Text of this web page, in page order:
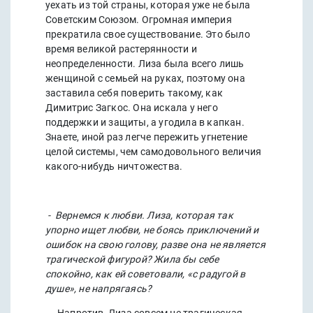
уехать из той страны, которая уже не была
Советским Союзом. Огромная империя
прекратила свое существование. Это было
время великой растерянности и
неопределенности. Лиза была всего лишь
женщиной с семьей на руках, поэтому она
заставила себя поверить такому, как
Димитрис Загкос. Она искала у него
поддержки и защиты, а угодила в капкан.
Знаете, иной раз легче пережить угнетение
целой системы, чем самодовольного величия
какого-нибудь ничтожества.
- Вернемся к любви. Лиза, которая так
упорно ищет любви, не боясь приключений и
ошибок на свою голову, разве она не является
трагической фигурой? Жила бы себе
спокойно, как ей советовали, «с радугой в
душе», не напрягаясь?